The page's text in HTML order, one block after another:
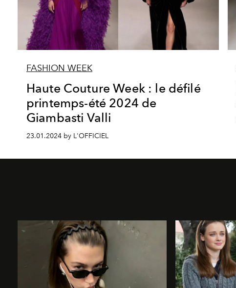
FASHION WEEK
Haute Couture Week : le défilé
printemps-été 2024 de
Giambasti Valli
23.01.2024 by L'OFFICIEL